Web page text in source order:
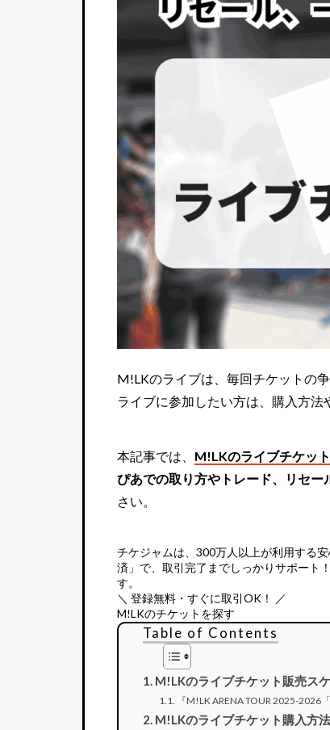
M!LKのライブは、毎回チケットの
ライブに参加したい方は、購入方法
本記事では、 M!LKのライブチケッ
ぴあでの取り方やトレード、リセー
さい。
チケジャムは、 300万人以上が利用する
済」で、取引完了までしっかりサポート
す。
＼ 登録無料・すぐに取引OK！ ／
M!LKのチケットを探す
Table of Contents
M!LKのライブチケット販売ス
『M!LK ARENA TOUR 2025-2026
M!LKのライブチケット購入方法